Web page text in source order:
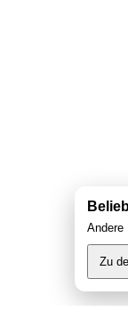
Andere
Zu